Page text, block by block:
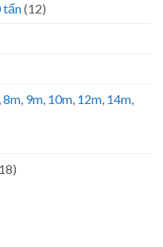
tấn(12)
9m, 10m, 12m, 14m,